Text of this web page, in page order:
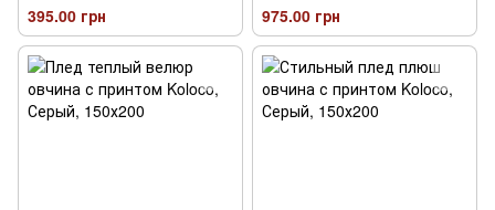
395.00 грн 975.00 грн